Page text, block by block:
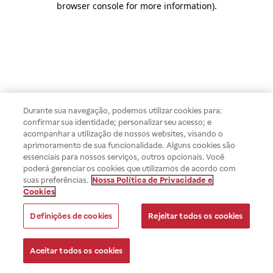
browser console for more information).
Durante sua navegação, podemos utilizar cookies para:
confirmar sua identidade; personalizar seu acesso; e
acompanhar a utilização de nossos websites, visando o
aprimoramento de sua funcionalidade. Alguns cookies são
essenciais para nossos serviços, outros opcionais. Você
poderá gerenciar os cookies que utilizamos de acordo com
suas preferências. Nossa Política de Privacidade e
Cookies
Definições de cookies Rejeitar todos os cookies
Aceitar todos os cookies